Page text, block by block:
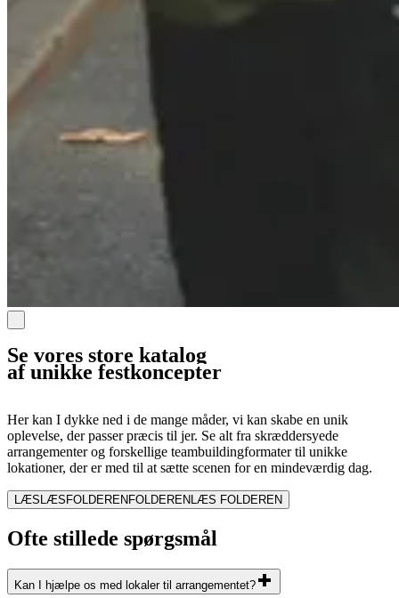
Se vores store katalog
af unikke festkoncepter
Her kan I dykke ned i de mange måder, vi kan skabe en unik
oplevelse, der passer præcis til jer. Se alt fra skræddersyede
arrangementer og forskellige teambuildingformater til unikke
lokationer, der er med til at sætte scenen for en mindeværdig dag.
LÆS LÆS FOLDEREN FOLDEREN LÆS FOLDEREN
Ofte stillede spørgsmål
Kan I hjælpe os med lokaler til arrangementet?